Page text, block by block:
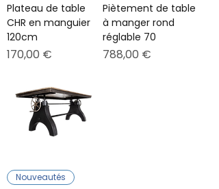
Plateau de table
CHR en manguier
120cm
Prix
170,00 €
Piètement de table
à manger rond
réglable 70
Prix
788,00 €
Nouveautés